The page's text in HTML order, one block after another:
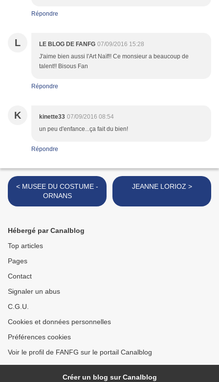
Répondre
L LE BLOG DE FANFG 07/09/2016 15:28
J'aime bien aussi l'Art Naïf!! Ce monsieur a beaucoup de
talent!! Bisous Fan
Répondre
K kinette33 07/09/2016 08:54
un peu d'enfance...ça fait du bien!
Répondre
< MUSEE DU COSTUME -
ORNANS
JEANNE LORIOZ >
Hébergé par Canalblog
Top articles
Pages
Contact
Signaler un abus
C.G.U.
Cookies et données personnelles
Préférences cookies
Voir le profil de FANFG sur le portail Canalblog
Créer un blog sur Canalblog